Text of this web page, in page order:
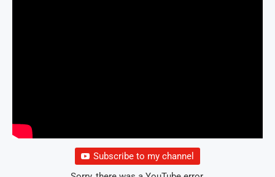
Subscribe to my channel